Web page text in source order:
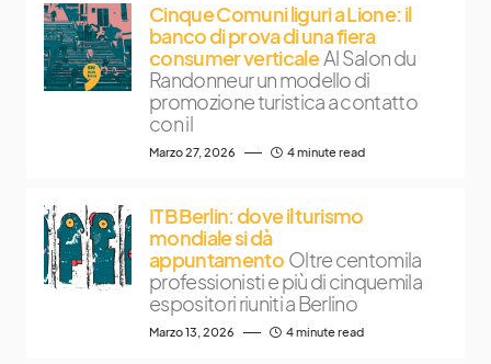
Cinque Comuni liguri a Lione: il
banco di prova di una fiera
consumer verticale Al Salon du
Randonneur un modello di
promozione turistica a contatto
con il
Marzo 27, 2026 4 minute read
ITB Berlin: dove il turismo
mondiale si dà
appuntamento Oltre centomila
professionisti e più di cinquemila
espositori riuniti a Berlino
Marzo 13, 2026 4 minute read